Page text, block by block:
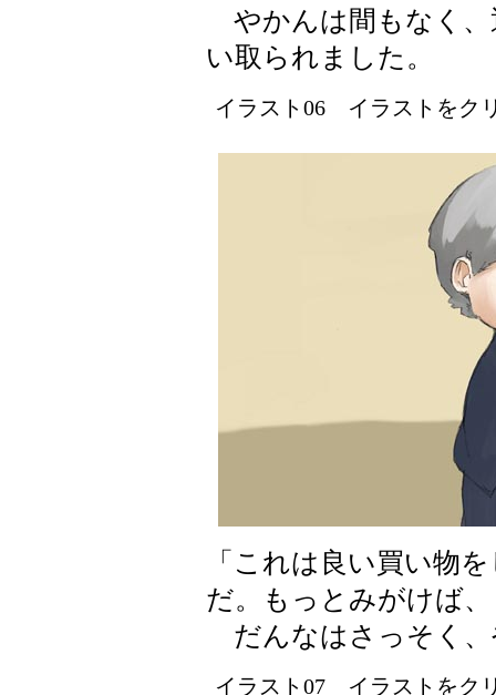
やかんは間もなく、
い取られました。
イラスト06 イラストをク
「これは良い買い物
だ。もっとみがけば
だんなはさっそく、
イラスト07 イラストをク